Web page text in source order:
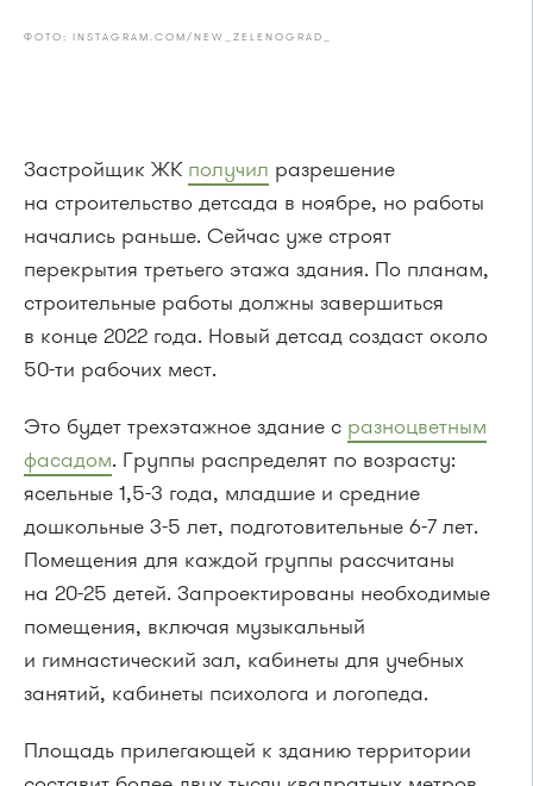
ФОТО: INSTAGRAM.COM/NEW_ZELENOGRAD_
Застройщик ЖК получил разрешение
на строительство детсада в ноябре, но работы
начались раньше. Сейчас уже строят
перекрытия третьего этажа здания. По планам,
строительные работы должны завершиться
в конце 2022 года. Новый детсад создаст около
50-ти рабочих мест.
Это будет трехэтажное здание с разноцветным
фасадом. Группы распределят по возрасту:
ясельные 1,5-3 года, младшие и средние
дошкольные 3-5 лет, подготовительные 6-7 лет.
Помещения для каждой группы рассчитаны
на 20-25 детей. Запроектированы необходимые
помещения, включая музыкальный
и гимнастический зал, кабинеты для учебных
занятий, кабинеты психолога и логопеда.
Площадь прилегающей к зданию территории